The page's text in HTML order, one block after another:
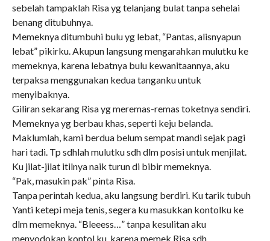
sebelah tampaklah Risa yg telanjang bulat tanpa sehelai
benang ditubuhnya.
Memeknya ditumbuhi bulu yg lebat, “Pantas, alisnyapun
lebat” pikirku. Akupun langsung mengarahkan mulutku ke
memeknya, karena lebatnya bulu kewanitaannya, aku
terpaksa menggunakan kedua tanganku untuk
menyibaknya.
Giliran sekarang Risa yg meremas-remas toketnya sendiri.
Memeknya yg berbau khas, seperti keju belanda.
Maklumlah, kami berdua belum sempat mandi sejak pagi
hari tadi. Tp sdhlah mulutku sdh dlm posisi untuk menjilat.
Ku jilat-jilat itilnya naik turun di bibir memeknya.
“Pak, masukin pak” pinta Risa.
Tanpa perintah kedua, aku langsung berdiri. Ku tarik tubuh
Yanti ketepi meja tenis, segera ku masukkan kontolku ke
dlm memeknya. “Bleeess…” tanpa kesulitan aku
menyodokan kontol ku, karena memek Risa sdh